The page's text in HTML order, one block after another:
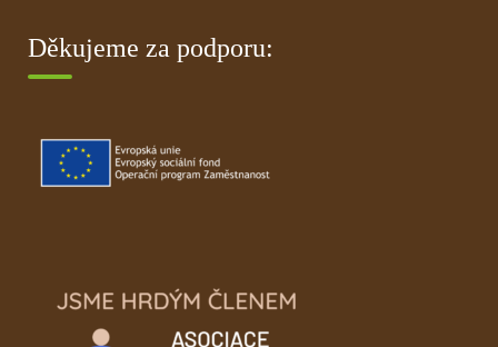
Děkujeme za podporu: